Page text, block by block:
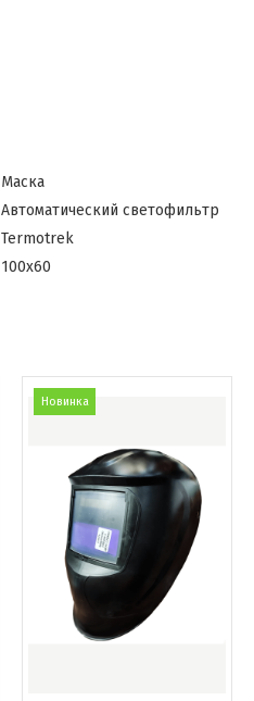
Маска
Автоматический светофильтр
Termotrek
100х60
Новинка